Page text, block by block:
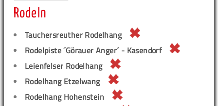
Rodeln
Tauchersreuther Rodelhang
Rodelpiste ´Görauer Anger´ - Kasendorf
Leienfelser Rodelhang
Rodelhang Etzelwang
Rodelhang Hohenstein